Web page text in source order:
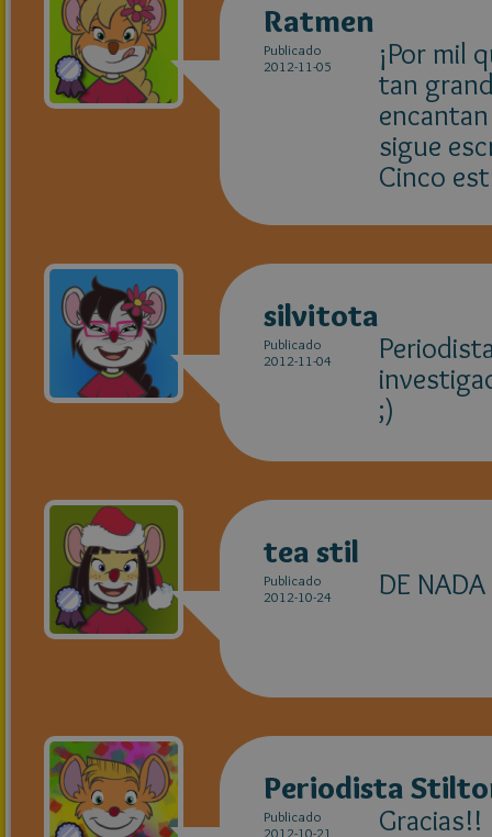
Ratmen
Publicado
2012-11-05
¡Por mil
tan
sigue
Cinco
silvitota
Publicado
2012-11-04
;)
tea stil
Publicado
2012-10-24
DE
Periodista
Publicado
2012-10-21
Gracias!!